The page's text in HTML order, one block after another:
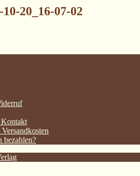
20_16-07-02
Kontakt
bezahlen?